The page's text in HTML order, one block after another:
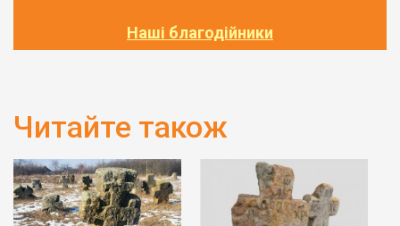
Наші благодійники
Читайте також